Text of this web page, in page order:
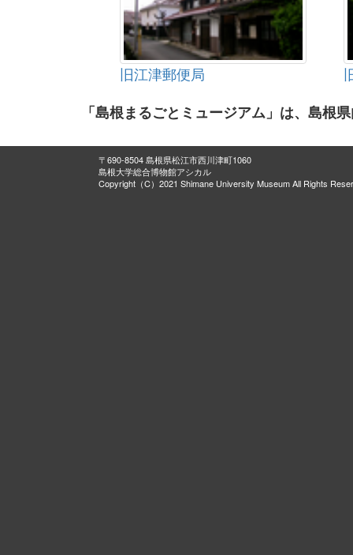
旧江津郵便局
「島根まるごとミュージアム」は、島根
〒690-8504 島根県松江市西川津町1060
島根大学総合博物館アシカル
Copyright（C）2021 Shimane University Museum All Rights